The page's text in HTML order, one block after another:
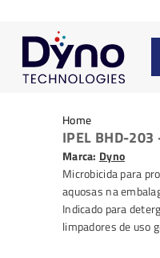
Home
IPEL BHD-203
Marca: Dyno
Microbicida para
aquosas na
Indicado para
limpadores de uso